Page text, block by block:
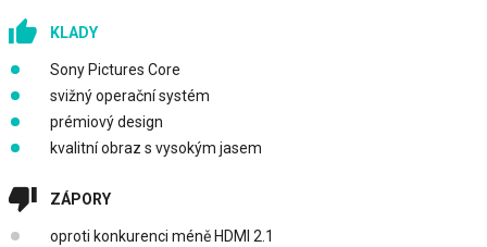
KLADY
Sony Pictures Core
svižný operační systém
prémiový design
kvalitní obraz s vysokým jasem
ZÁPORY
oproti konkurenci méně HDMI 2.1